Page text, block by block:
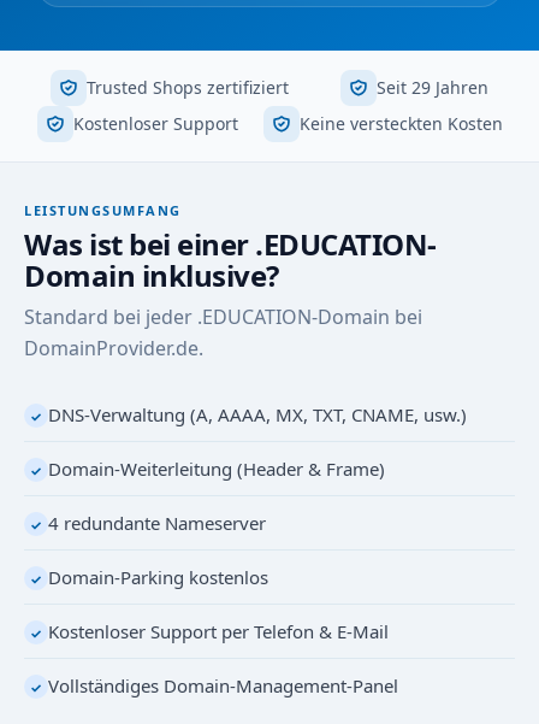
Trusted Shops zertifiziert
Seit 29 Jahren
Kostenloser Support
Keine versteckten Kosten
LEISTUNGSUMFANG
Was ist bei einer .EDUCATION-
Domain inklusive?
Standard bei jeder .EDUCATION-Domain bei
DomainProvider.de.
✓ DNS-Verwaltung (A, AAAA, MX, TXT, CNAME, usw.)
✓ Domain-Weiterleitung (Header & Frame)
✓ 4 redundante Nameserver
✓ Domain-Parking kostenlos
✓ Kostenloser Support per Telefon & E-Mail
✓ Vollständiges Domain-Management-Panel